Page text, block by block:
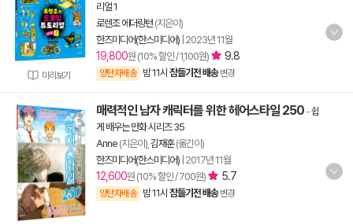
미리보기
리얼 1
로렌조 에더링턴 (지은이)
한즈미디어(한스미디어) 2023년 11월
19,800원 (10% 할인 / 1,100원) 9.8
양탄자배송 밤 11시 잠들기전 배송 변경
매력적인 남자 캐릭터를 위한 헤어스타일 250 -쉽
게 배우는 만화 시리즈 35
Anne (지은이), 김재훈(옮긴이)
한즈미디어(한스미디어) 2017년 11월
12,600원 (10% 할인 / 700원) 5.7
양탄자배송 밤 11시 잠들기전 배송 변경